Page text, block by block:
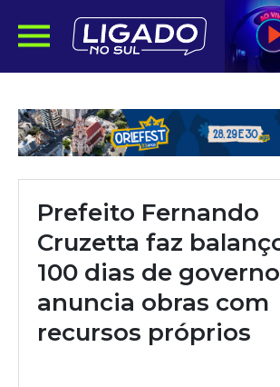
Prefeito Fernando
Cruzetta faz
100 dias de
anuncia obras com
recursos próprios